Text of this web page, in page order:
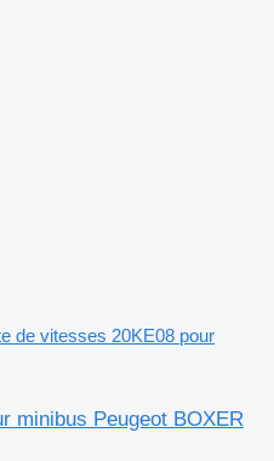
de vitesses 20KE08 pour
minibus Peugeot BOXER